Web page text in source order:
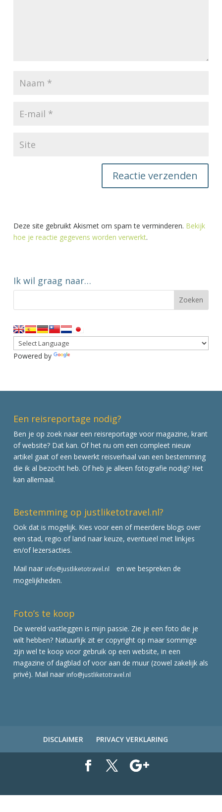
Deze site gebruikt Akismet om spam te verminderen. Bekijk
hoe je reactie gegevens worden verwerkt.
Ik wil graag naar…
Powered by
Een reisreportage nodig?
Ben je op zoek naar een reisreportage voor magazine, krant
of website? Dat kan. Of het nu om een compleet nieuw
artikel gaat of een bewerkt reisverhaal van een bestemming
die ik al bezocht heb. Of heb je alleen fotografie nodig? Het
kan allemaal.
Bestemming op justliketotravel.nl?
Ook dat is mogelijk. Kies voor een of meerdere blogs over
een stad, regio of land naar keuze, eventueel met linkjes
en/of lezersacties.
Mail naar info@justliketotravel.nl
en we bespreken de
mogelijkheden.
Foto’s te koop
De wereld vastleggen is mijn passie. Zie je een foto die je
wilt hebben? Natuurlijk zit er copyright op maar sommige
zijn wel te koop voor gebruik op een website, in een
magazine of dagblad of voor aan de muur (zowel zakelijk als
privé). Mail naar info@justliketotravel.nl
DISCLAIMER PRIVACY VERKLARING